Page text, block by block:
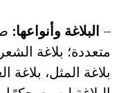
– البلاغة وأنواعها:
متعددة؛ بلاغة
بلاغة المثل، بلاغة